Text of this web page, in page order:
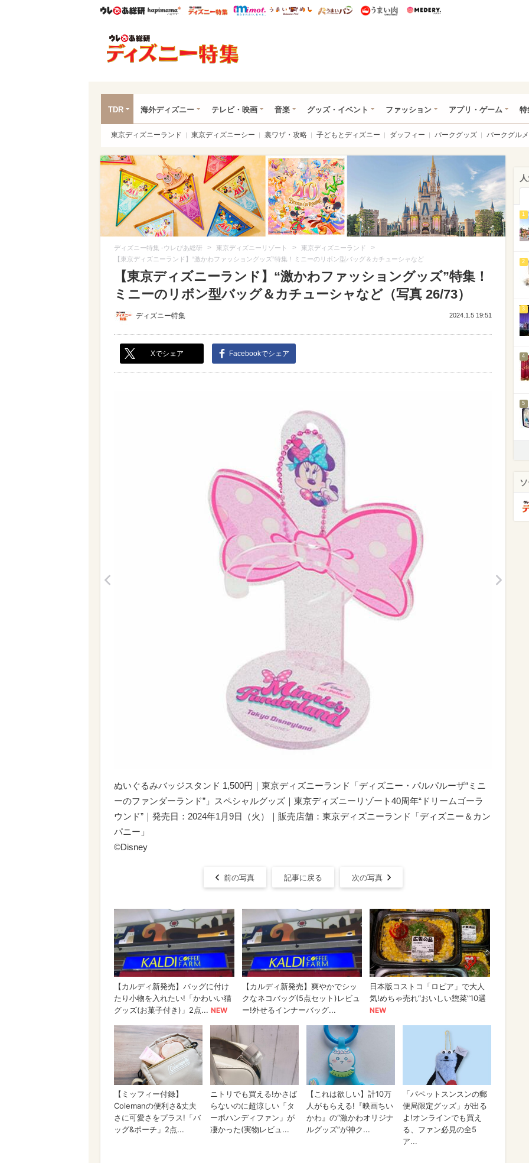
ウレぴあ総研ハピママ* ウレぴあ総研 ディズニー特集
mimot. うまいめし うまいパン うまい肉
TDR 海外ディズニー テレビ・映画 音楽 グッズ・イベント ファッション アプリ・ゲーム 特
東京ディズニーランド 東京ディズニーシー 裏ワザ・攻略 子どもとディズニー ダッフィー パークグッズ パークグルメ
ディズニー特集 -ウレぴあ総研 > 東京ディズニーリゾート > 東京ディズニーランド >
【東京ディズニーランド】“激かわファッショングッズ”特集！ミニーのリボン型バッグ＆カチューシャなど
【東京ディズニーランド】“激かわファッショングッズ”特集！
ミニーのリボン型バッグ＆カチューシャなど（写真 26/73）
ディズニー特集 2024.1.5 19:51
Xでシェア Facebookでシェア
ぬいぐるみバッジスタンド 1,500円｜東京ディズニーランド「ディズニー・パルパルーザ“ミニ
ーのファンダーランド”」スペシャルグッズ｜東京ディズニーリゾート40周年“ドリームゴーラ
ウンド”｜発売日：2024年1月9日（火）｜販売店舗：東京ディズニーランド「ディズニー＆カン
パニー」
©Disney
前の写真 記事に戻る 次の写真
1
2
3
4
5